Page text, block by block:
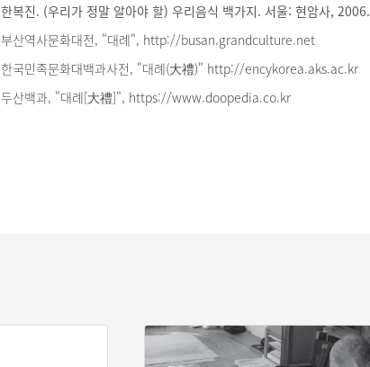
한복진. (우리가 정말 알아야 할) 우리음식 백가지. 서울: 현암사, 2006.
부산역사문화대전, "대례", http://busan.grandculture.net
한국민족문화대백과사전, "대례(大禮)" http://encykorea.aks.ac.kr
두산백과, "대례[大禮]", https://www.doopedia.co.kr